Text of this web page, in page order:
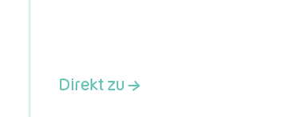
Direkt zu →